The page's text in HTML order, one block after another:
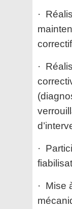
·
·
·
· Mise